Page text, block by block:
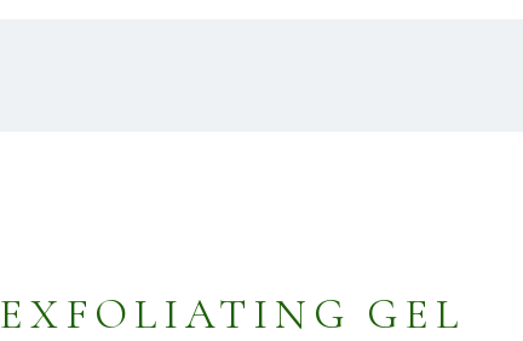
EXFOLIATING GEL